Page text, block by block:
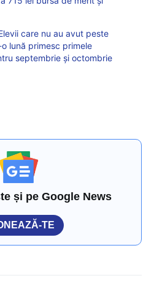
care nu au avut peste
lună primesc primele
septembrie și octombrie
și pe Google News
TE